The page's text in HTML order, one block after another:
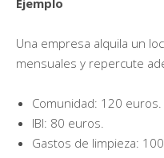
Una empresa alquila un
mensuales y repercute
Comunidad: 120 euros.
IBI: 80 euros.
Gastos de limpieza: